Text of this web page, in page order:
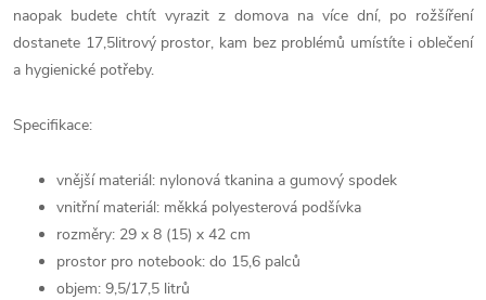
naopak budete chtít vyrazit z domova na více dní, po rožšíření
dostanete 17,5litrový prostor, kam bez problémů umístíte i oblečení
a hygienické potřeby.
Specifikace:
vnější materiál: nylonová tkanina a gumový spodek
vnitřní materiál: měkká polyesterová podšívka
rozměry: 29 x 8 (15) x 42 cm
prostor pro notebook: do 15,6 palců
objem: 9,5/17,5 litrů